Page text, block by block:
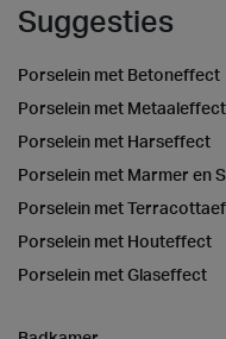
Suggesties
Porselein met Betoneffect
Porselein met Metaaleffect
Porselein met Harseffect
Porselein met Marmer en
Porselein met
Porselein met Houteffect
Porselein met Glaseffect